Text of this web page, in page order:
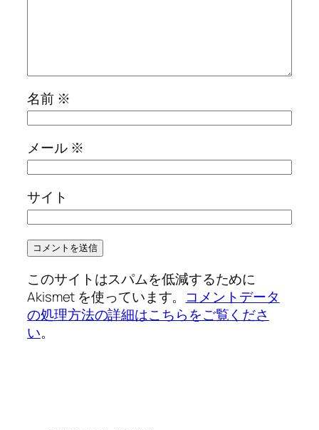
名前 ※
メール ※
サイト
このサイトはスパムを低減するために
Akismet を使っています。 コメントデータ
の処理方法の詳細はこちらをご覧くださ
い。